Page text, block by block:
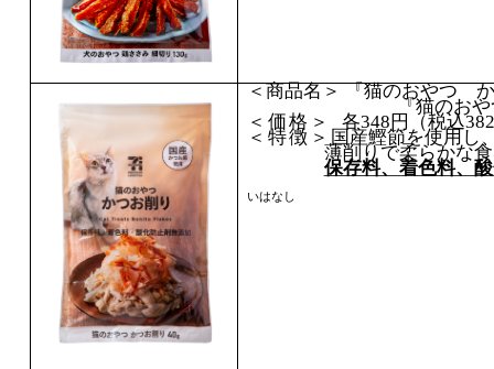
＜商品名＞ 『猫のおやつ
『猫のおやつ 減
＜価格＞ 各348 円（税込382
＜特徴＞ 国産鰹節を使用し
薄削りで柔らかな
保存料、着色料、
いはなし